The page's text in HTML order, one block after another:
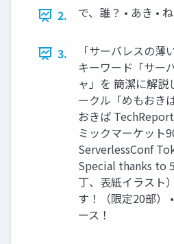
2. で、誰？ • あき •
3.
「サーバレスの薄
キーワード「サー
ャ」を 簡潔に解説
ークル「めもおき
おきば
ミックマーケット
ServerlessConf
Special thanks to
丁、表紙イラスト
す！（限定20部）
ース！